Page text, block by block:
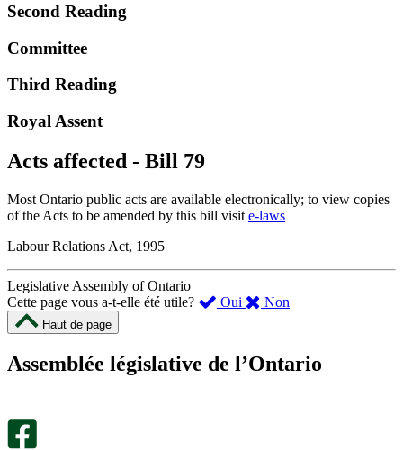
Second Reading
Committee
Third Reading
Royal Assent
Acts affected - Bill 79
Most Ontario public acts are available electronically; to view copies
of the Acts to be amended by this bill visit e-laws
Labour Relations Act, 1995
Legislative Assembly of Ontario
Cette page vous a-t-elle été utile?
Oui ,
été
Non
m’a
Haut de page
Assemblée législative de l’Ontario